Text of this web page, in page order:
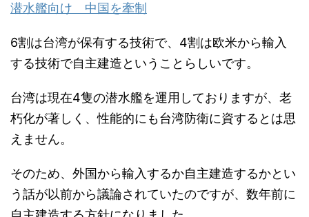
潜水艦向け 中国を牽制
6割は台湾が保有する技術で、4割は欧米から輸入
する技術で自主建造ということらしいです。
台湾は現在4隻の潜水艦を運用しておりますが、老
朽化が著しく、性能的にも台湾防衛に資するとは思
えません。
そのため、外国から輸入するか自主建造するかとい
う話が以前から議論されていたのですが、数年前に